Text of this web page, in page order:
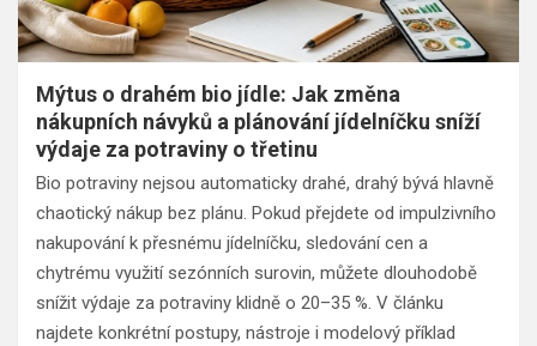
Mýtus o drahém bio jídle: Jak změna
nákupních návyků a plánování jídelníčku sníží
výdaje za potraviny o třetinu
Bio potraviny nejsou automaticky drahé, drahý bývá hlavně
chaotický nákup bez plánu. Pokud přejdete od impulzivního
nakupování k přesnému jídelníčku, sledování cen a
chytrému využití sezónních surovin, můžete dlouhodobě
snížit výdaje za potraviny klidně o 20–35 %. V článku
najdete konkrétní postupy, nástroje i modelový příklad